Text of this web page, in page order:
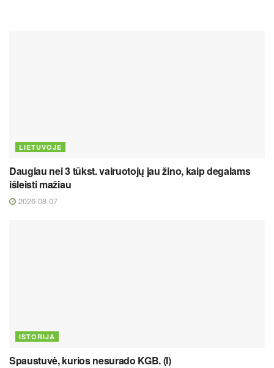
LIETUVOJE
Daugiau nei 3 tūkst. vairuotojų jau žino, kaip degalams
išleisti mažiau
2026 08 07
ISTORIJA
Spaustuvė, kurios nesurado KGB. (I)